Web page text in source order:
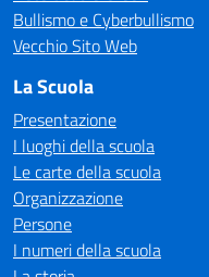
Bullismo e Cyberbullismo
Vecchio Sito Web
La Scuola
Presentazione
I luoghi della scuola
Le carte della scuola
Organizzazione
Persone
I numeri della scuola